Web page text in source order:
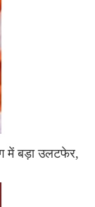
में बड़ा उलटफेर,